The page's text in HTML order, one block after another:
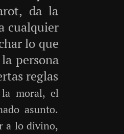
da la
cualquier
lo que
persona
reglas
la moral, el
asunto.
a lo divino,